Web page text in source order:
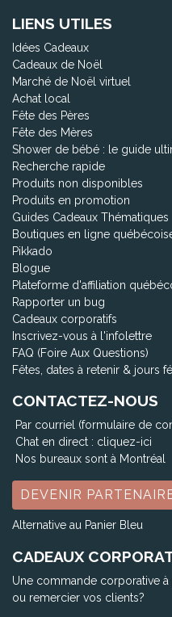
LIENS UTILES
Idées Cadeaux
Cadeaux de Noël
Marché de Noël virtuel
Achat local
Fête des Pères
Fête des Mères
Shower de bébé : le guide
Recherche rapide
Produits non disponibles
Produits en promotion
Guides Cadeaux Thématiques
Boutiques en ligne
Pikkado
Blogue
Plateforme d'affiliation
Rapporter un bug
Cadeaux corporatifs
Inscrivez-vous à l'infolettre
FAQ (Foire Aux Questions)
Fêtes, dates à retenir & jours
CONTACTEZ-NOUS
Par courriel (formulaire de
Chat en direct : cliquez-ici
Nos bureaux sont à Montréal
DEVENIR
Alternative au Panier Bleu
CADEAUX
Une commande corporative
ou remercier vos clients?